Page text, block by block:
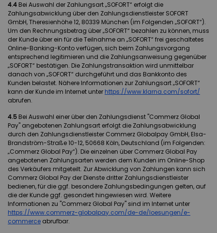
4.4 Bei Auswahl der Zahlungsart „SOFORT“ erfolgt die
Zahlungsabwicklung über den Zahlungsdienstleister SOFORT
GmbH, Theresienhöhe 12, 80339 München (im Folgenden „SOFORT“).
Um den Rechnungsbetrag über „SOFORT“ bezahlen zu können, muss
der Kunde über ein für die Teilnahme an „SOFORT“ frei geschaltetes
Online-Banking-Konto verfügen, sich beim Zahlungsvorgang
entsprechend legitimieren und die Zahlungsanweisung gegenüber
„SOFORT“ bestätigen. Die Zahlungstransaktion wird unmittelbar
danach von „SOFORT“ durchgeführt und das Bankkonto des
Kunden belastet. Nähere Informationen zur Zahlungsart „SOFORT“
kann der Kunde im Internet unter https://www.klarna.com/sofort/
abrufen.
4.5 Bei Auswahl einer über den Zahlungsdienst "Commerz Global
Pay" angebotenen Zahlungsart erfolgt die Zahlungsabwicklung
durch den Zahlungsdienstleister Commerz Globalpay GmbH, Elsa-
Brandström-Straße 10-12, 50668 Köln, Deutschland (im Folgenden:
„Commerz Global Pay“). Die einzelnen über Commerz Global Pay
angebotenen Zahlungsarten werden dem Kunden im Online-Shop
des Verkäufers mitgeteilt. Zur Abwicklung von Zahlungen kann sich
Commerz Global Pay der Dienste dritter Zahlungsdienstleister
bedienen, für die ggf. besondere Zahlungsbedingungen gelten, auf
die der Kunde ggf. gesondert hingewiesen wird. Weitere
Informationen zu "Commerz Global Pay" sind im Internet unter
https://www.commerz-globalpay.com/de-de/loesungen/e-
commerce abrufbar.